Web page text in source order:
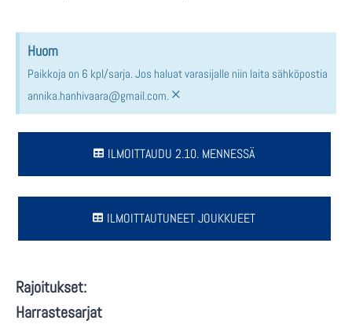
Huom
Paikkoja on 6 kpl/sarja. Jos haluat varasijalle niin laita sähköpostia
annika.hanhivaara@gmail.com. ×
ILMOITTAUDU 2.10. MENNESSÄ
ILMOITTAUTUNEET JOUKKUEET
Rajoitukset:
Harrastesarjat